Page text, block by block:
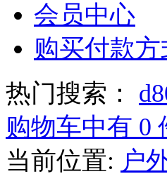
会员中心
购买付款方
热门搜索：
购物车中有 0
当前位置: 户